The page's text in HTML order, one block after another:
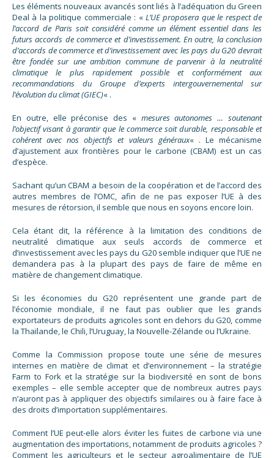
Les éléments nouveaux avancés sont liés à l’adéquation du Green
Deal à la politique commerciale : « L’UE proposera que le respect de
l’accord de Paris soit considéré comme un élément essentiel dans les
futurs accords de commerce et d’investissement. En outre, la conclusion
d’accords de commerce et d’investissement avec les pays du G20 devrait
être fondée sur une ambition commune de parvenir à la neutralité
climatique le plus rapidement possible et conformément aux
recommandations du Groupe d’experts intergouvernemental sur
l’évolution du climat (GIEC)« .
En outre, elle préconise des « mesures autonomes … soutenant
l’objectif visant à garantir que le commerce soit durable, responsable et
cohérent avec nos objectifs et valeurs généraux« . Le mécanisme
d’ajustement aux frontières pour le carbone (CBAM) est un cas
d’espèce.
Sachant qu’un CBAM a besoin de la coopération et de l’accord des
autres membres de l’OMC, afin de ne pas exposer l’UE à des
mesures de rétorsion, il semble que nous en soyons encore loin.
Cela étant dit, la référence à la limitation des conditions de
neutralité climatique aux seuls accords de commerce et
d’investissement avec les pays du G20 semble indiquer que l’UE ne
demandera pas à la plupart des pays de faire de même en
matière de changement climatique.
Si les économies du G20 représentent une grande part de
l’économie mondiale, il ne faut pas oublier que les grands
exportateurs de produits agricoles sont en dehors du G20, comme
la Thaïlande, le Chili, l’Uruguay, la Nouvelle-Zélande ou l’Ukraine.
Comme la Commission propose toute une série de mesures
internes en matière de climat et d’environnement – la stratégie
Farm to Fork et la stratégie sur la biodiversité en sont de bons
exemples – elle semble accepter que de nombreux autres pays
n’auront pas à appliquer des objectifs similaires ou à faire face à
des droits d’importation supplémentaires.
Comment l’UE peut-elle alors éviter les fuites de carbone via une
augmentation des importations, notamment de produits agricoles ?
Comment les agriculteurs et le secteur agroalimentaire de l’UE